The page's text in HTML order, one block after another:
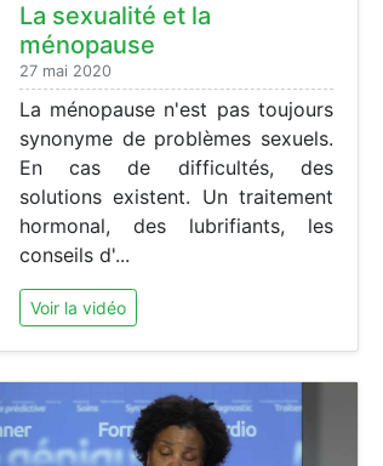
La sexualité et la
ménopause
27 mai 2020
La ménopause n'est pas toujours
synonyme de problèmes sexuels.
En cas de difficultés, des
solutions existent. Un traitement
hormonal, des lubrifiants, les
conseils d'...
Voir la vidéo